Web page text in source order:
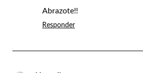
Abrazote!!
Responder